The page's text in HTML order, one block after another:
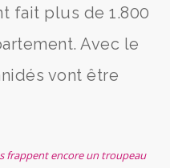
fait plus de 1.800
Avec le
vont être
frappent encore un troupeau